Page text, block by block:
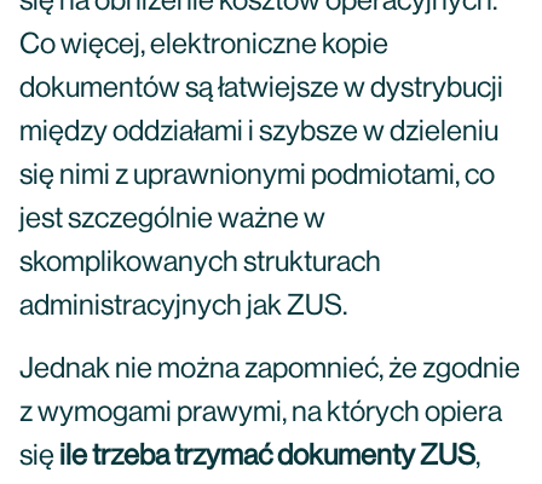
Co więcej, elektroniczne kopie
dokumentów są łatwiejsze w dystrybucji
między oddziałami i szybsze w dzieleniu
się nimi z uprawnionymi podmiotami, co
jest szczególnie ważne w
skomplikowanych strukturach
administracyjnych jak ZUS.
Jednak nie można zapomnieć, że zgodnie
z wymogami prawymi, na których opiera
się ile trzeba trzymać dokumenty ZUS,